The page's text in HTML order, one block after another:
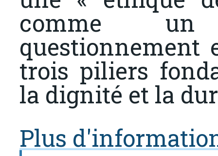
comme
questionnement
trois piliers
la dignité et la
Plus